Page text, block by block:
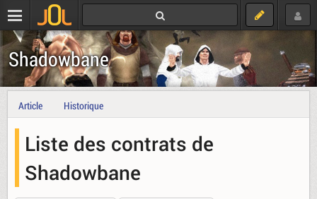
Shadowbane
Article Historique
Liste des contrats de
Shadowbane